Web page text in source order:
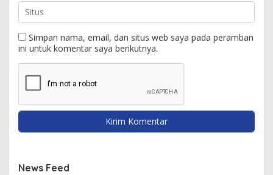
Simpan nama, email, dan situs web saya pada peramban
ini untuk komentar saya berikutnya.
News Feed